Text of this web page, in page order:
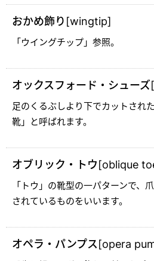
おかめ飾り[wingtip]
「ウイングチップ」参照。
オックスフォード・シュー
足のくるぶしより下でカットされ
靴」と呼ばれます。
オブリック・トウ[oblique
「トウ」の靴型の一パターンで、
されているものをいいます。
オペラ・パンプス[opera